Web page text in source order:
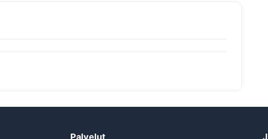
Palvelut